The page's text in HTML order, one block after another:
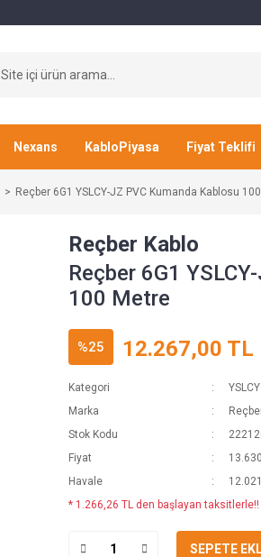
Nexans KabloPiyasa Fiyat Teklifi
Reçber 6G1 YSLCY-JZ PVC Kumanda Kablosu
Reçber Kablo
Reçber 6G1
100 Metre
%25 12.267,00 TL
Kategori
Marka
Stok Kodu
Fiyat
Havale
* 1.266,26 TL den başlayan taksitlerle!!
SEPETE